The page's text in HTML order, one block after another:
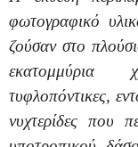
φωτογραφικό
ζούσαν στο
εκατομμύρια
τυφλοπόντικες,
νυχτερίδες που